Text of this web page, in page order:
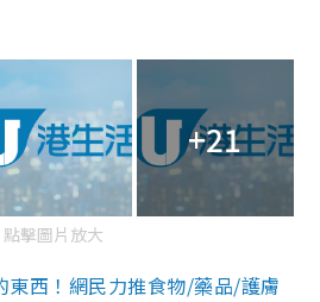
+21
點擊圖片放大
東西！網民力推食物/藥品/護膚